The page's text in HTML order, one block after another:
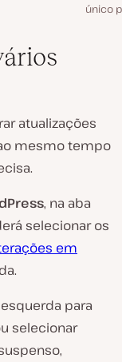
único
atualizações
mesmo tempo
, na aba
selecionar os
em
para
selecionar